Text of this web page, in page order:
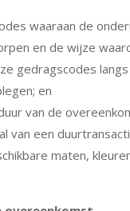
waaraan de
en de wijze
gedragscodes
en
van de
van een
maten,